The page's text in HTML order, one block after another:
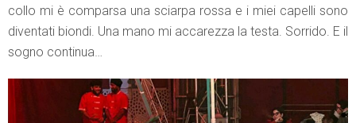
collo mi è comparsa una sciarpa rossa e i miei capelli sono
diventati biondi. Una mano mi accarezza la testa. Sorrido. E il
sogno continua…